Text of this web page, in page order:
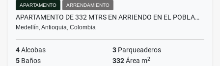
APARTAMENTO ARRENDAMIENTO
APARTAMENTO DE 332 MTRS EN ARRIENDO EN EL POBLA…
Medellín, Antioquia, Colombia
4Alcobas 3 Parqueaderos
5 Baños 332Área m2